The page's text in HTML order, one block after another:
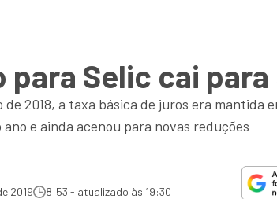
para Selic cai
de 2018, a taxa básica de juros era
e ainda acenou para novas reduções
2019 8:53 - atualizado às 19:30